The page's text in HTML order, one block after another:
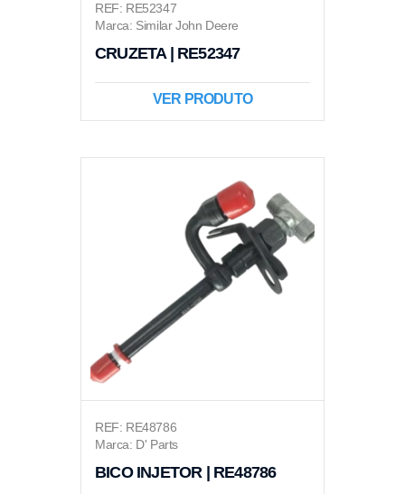
REF: RE52347
Marca: Similar John Deere
CRUZETA | RE52347
VER PRODUTO
REF: RE48786
Marca: D' Parts
BICO INJETOR | RE48786